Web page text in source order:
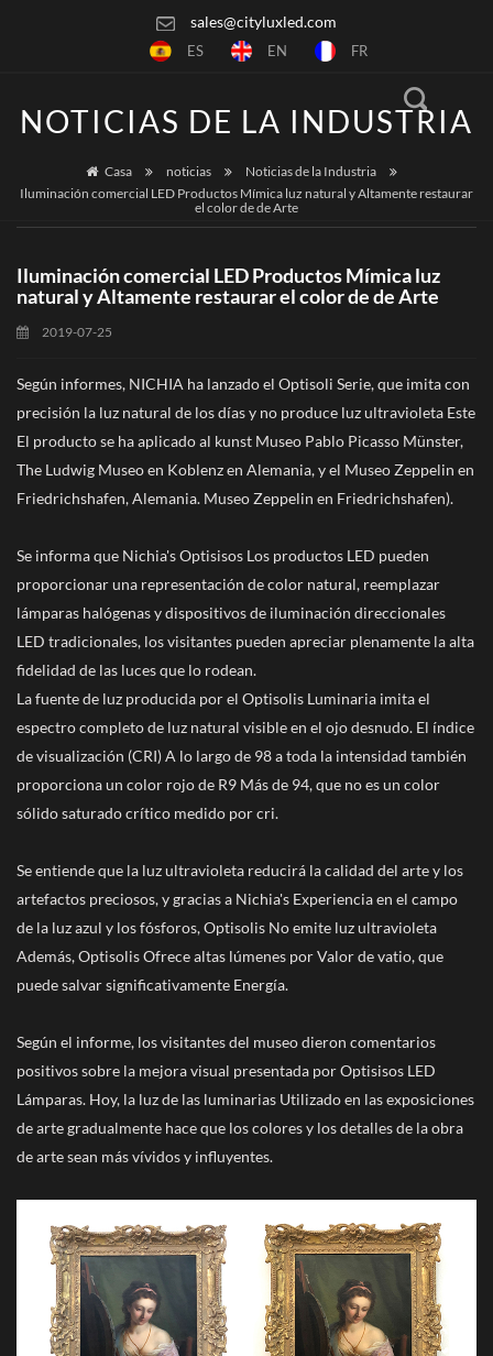
sales@cityluxled.com
ES EN FR
NOTICIAS DE LA INDUSTRIA
Casa noticias
Noticias de la Industria
Iluminación comercial LED Productos Mímica luz natural y Altamente restaurar
el color de de Arte
Iluminación comercial LED Productos Mímica luz
natural y Altamente restaurar el color de de Arte
2019-07-25
Según informes, NICHIA ha lanzado el Optisoli Serie, que imita con
precisión la luz natural de los días y no produce luz ultravioleta Este
El producto se ha aplicado al kunst Museo Pablo Picasso Münster,
The Ludwig Museo en Koblenz en Alemania, y el Museo Zeppelin en
Friedrichshafen, Alemania. Museo Zeppelin en Friedrichshafen).
Se informa que Nichia's Optisisos Los productos LED pueden
proporcionar una representación de color natural, reemplazar
lámparas halógenas y dispositivos de iluminación direccionales
LED tradicionales, los visitantes pueden apreciar plenamente la alta
fidelidad de las luces que lo rodean.
La fuente de luz producida por el Optisolis Luminaria imita el
espectro completo de luz natural visible en el ojo desnudo. El índice
de visualización (CRI) A lo largo de 98 a toda la intensidad también
proporciona un color rojo de R9 Más de 94, que no es un color
sólido saturado crítico medido por cri.
Se entiende que la luz ultravioleta reducirá la calidad del arte y los
artefactos preciosos, y gracias a Nichia's Experiencia en el campo
de la luz azul y los fósforos, Optisolis No emite luz ultravioleta
Además, Optisolis Ofrece altas lúmenes por Valor de vatio, que
puede salvar significativamente Energía.
Según el informe, los visitantes del museo dieron comentarios
positivos sobre la mejora visual presentada por Optisisos LED
Lámparas. Hoy, la luz de las luminarias Utilizado en las exposiciones
de arte gradualmente hace que los colores y los detalles de la obra
de arte sean más vívidos y influyentes.